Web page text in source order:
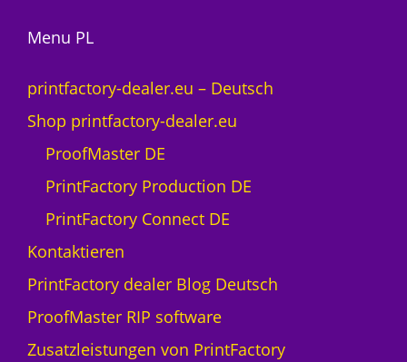
Menu PL
printfactory-dealer.eu – Deutsch
Shop printfactory-dealer.eu
ProofMaster DE
PrintFactory Production DE
PrintFactory Connect DE
Kontaktieren
PrintFactory dealer Blog Deutsch
ProofMaster RIP software
Zusatzleistungen von PrintFactory